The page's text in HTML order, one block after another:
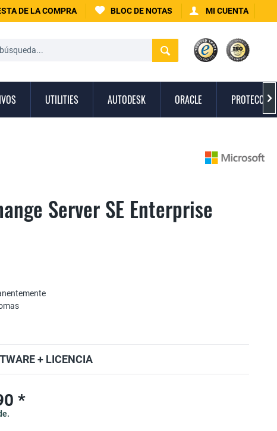
DE LA COMPRA BLOC DE NOTAS MI CUENTA
UTILITIES AUTODESK ORACLE 
Server SE Enterprise
+ LICENCIA
*